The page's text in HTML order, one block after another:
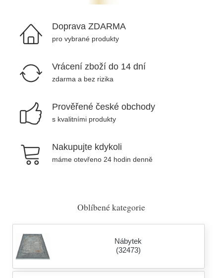
Doprava ZDARMA
pro vybrané produkty
Vrácení zboží do 14 dní
zdarma a bez rizika
Prověřené české obchody
s kvalitními produkty
Nakupujte kdykoli
máme otevřeno 24 hodin denně
Oblíbené kategorie
Nábytek
(32473)